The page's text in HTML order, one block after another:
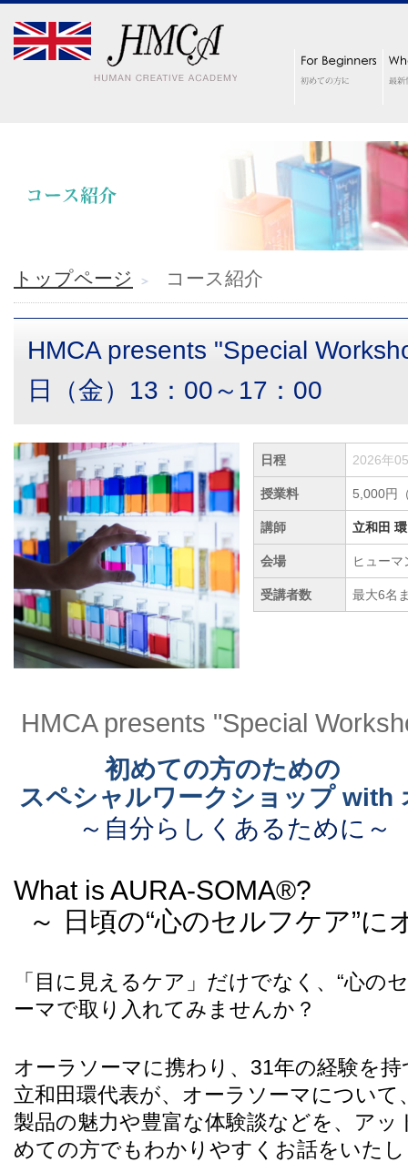
トップページ コース紹介
HMCA presents "Special
日（金）13：00～17：00
日程 2026年
授業料 5,000円
講師 立和田 環
会場 ヒュー
受講者数 最大6名
HMCA presents "Special
初めての方のための
スペシャルワークショップ with
～自分らしくあるために～
What is AURA-SOMA®?
～ 日頃の“心のセルフケア”に
「目に見えるケア」だけでなく、“心の
ーマで取り入れてみませんか？
オーラソーマに携わり、31年の経験を
立和田環代表が、オーラソーマについ
製品の魅力や豊富な体験談などを、ア
めての方でもわかりやすくお話をいた